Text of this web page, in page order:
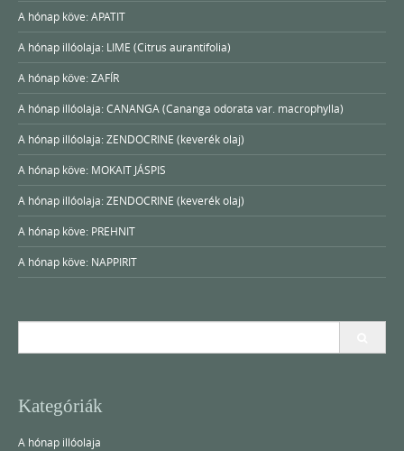
A hónap köve: APATIT
A hónap illóolaja: LIME (Citrus aurantifolia)
A hónap köve: ZAFÍR
A hónap illóolaja: CANANGA (Cananga odorata var. macrophylla)
A hónap illóolaja: ZENDOCRINE (keverék olaj)
A hónap köve: MOKAIT JÁSPIS
A hónap illóolaja: ZENDOCRINE (keverék olaj)
A hónap köve: PREHNIT
A hónap köve: NAPPIRIT
Kategóriák
A hónap illóolaja